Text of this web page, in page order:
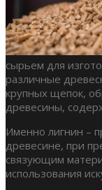
сырьем для
различные
крупных щепок,
древесины,
Именно лигнин –
древесине, при
связующим
использования